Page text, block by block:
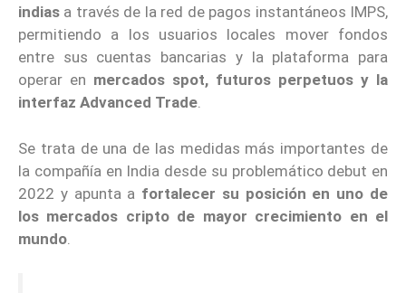
indias a través de la red de pagos instantáneos IMPS,
permitiendo a los usuarios locales mover fondos
entre sus cuentas bancarias y la plataforma para
operar en mercados spot, futuros perpetuos y la
interfaz Advanced Trade.
Se trata de una de las medidas más importantes de
la compañía en India desde su problemático debut en
2022 y apunta a fortalecer su posición en uno de
los mercados cripto de mayor crecimiento en el
mundo